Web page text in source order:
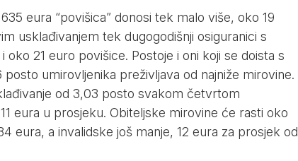
eura “povišica” donosi tek malo više, oko 19
usklađivanjem tek dugogodišnji osiguranici s
21 euro povišice. Postoje i oni koji se doista s
umirovljenika preživljava od najniže mirovine.
od 3,03 posto svakom četvrtom
eura u prosjeku. Obiteljske mirovine će rasti oko
eura, a invalidske još manje, 12 eura za prosjek od